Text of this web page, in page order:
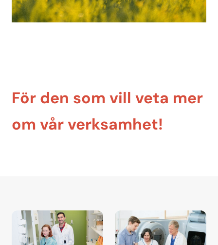
För den som vill veta mer
om vår verksamhet!